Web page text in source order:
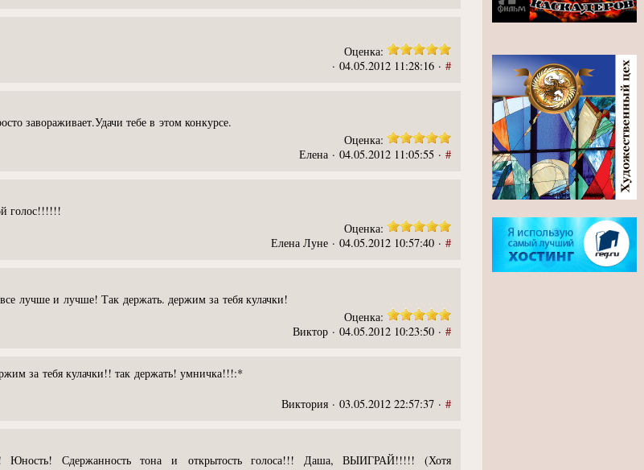
Оценка:
· 04.05.2012 11:28:16 · #
завораживает.Удачи тебе в этом конкурсе.
Оценка:
Елена · 04.05.2012 11:05:55 · #
голос!!!!!!
Оценка:
Елена Луне · 04.05.2012 10:57:40 · #
лучше и лучше! Так держать. держим за тебя кулачки!
Оценка:
Виктор · 04.05.2012 10:23:50 · #
за тебя кулачки!! так держать! умничка!!!:*
Виктория · 03.05.2012 22:57:37 · #
Сдержанность тона и открытость голоса!!! Даша, ВЫИГРАЙ!!!!! (Хотя